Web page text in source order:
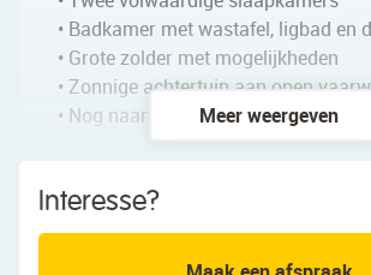
• Badkamer met wastafel, ligbad en
• Grote zolder met mogelijkheden
• Zonnige achtertuin aan open
• Nog naar eigen smaak te
Begane grond:
Via de betegelde voortuin bereik je de
Meer weergeven
Interesse?